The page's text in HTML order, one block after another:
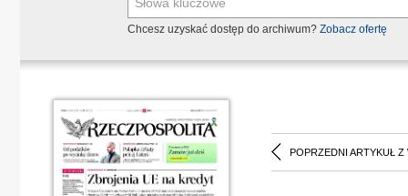
Chcesz uzyskać dostęp do archiwum? Zobacz ofertę
POPRZEDNI ARTYKUŁ Z